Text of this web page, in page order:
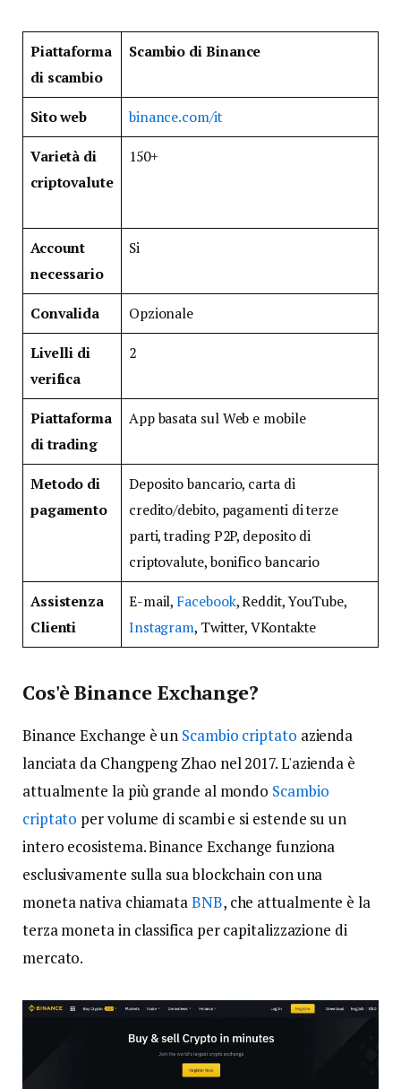
Piattaforma
di scambio
Scambio di Binance
Sito web binance.com/it
Varietà di
criptovalute
150+
Account
necessario
Si
Convalida Opzionale
Livelli di
verifica
2
Piattaforma
di trading
App basata sul Web e mobile
Metodo di
pagamento
Deposito bancario, carta di
credito/debito, pagamenti di terze
parti, trading P2P, deposito di
criptovalute, bonifico bancario
Assistenza
Clienti
E-mail, Facebook, Reddit, YouTube,
Instagram, Twitter, VKontakte
Cos'è Binance Exchange?
Binance Exchange è un Scambio criptato azienda
lanciata da Changpeng Zhao nel 2017. L'azienda è
attualmente la più grande al mondo Scambio
criptato per volume di scambi e si estende su un
intero ecosistema. Binance Exchange funziona
esclusivamente sulla sua blockchain con una
moneta nativa chiamataBNB, che attualmente è la
terza moneta in classifica per capitalizzazione di
mercato.